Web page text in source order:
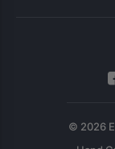
© 2026